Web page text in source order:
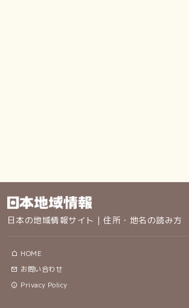
日本の地域情報サイト｜住所・地名の読み方
HOME
お問い合わせ
Privacy Policy